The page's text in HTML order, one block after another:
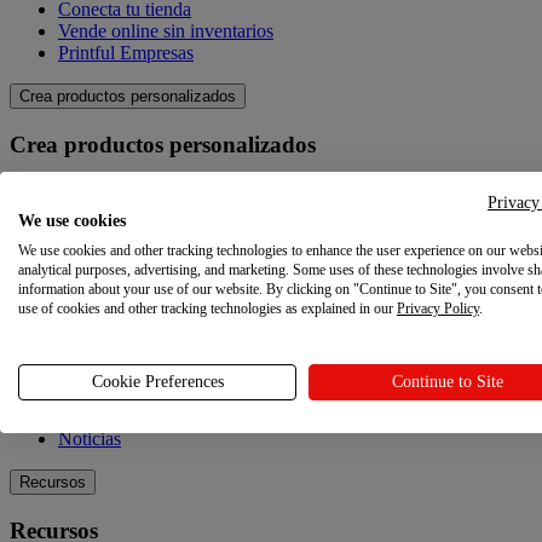
Conecta tu tienda
Vende online sin inventarios
Printful Empresas
Crea productos personalizados
Crea productos personalizados
Crea tus propios productos
Creador de diseños
Explora
Blog
Noticias
Recursos
Recursos
We use cookies
We use cookies and other tracking technologies to enhance the user experience on our
analytical purposes, advertising, and marketing. Some uses of these technologies involve
information about your use of our website. By clicking on "Continue to Site", you consent
use of cookies and other tracking technologies as explained in our Privacy Policy.
Cookie Preferences Continue to Site